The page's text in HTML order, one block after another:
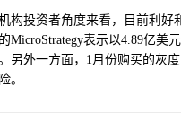
构投资者角度来看，目前利好
MicroStrategy表示以4.89亿美
另外一方面，1月份购买的灰
。